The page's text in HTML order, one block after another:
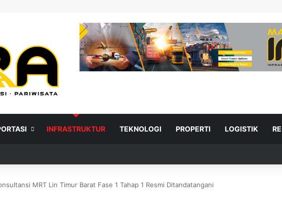
INFRASTRUKTUR TEKNOLOGI PROPERTI LOGISTIK
MRT Lin Timur Barat Fase 1 Tahap 1 Resmi Ditandatangani